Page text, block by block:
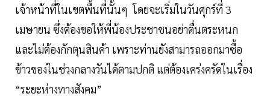
เจ้าหน้าที่ในเขตพื้นที่นั้นๆ โดยจะเริ่มในวันศุกร์ที่ 3
เมษายน ซึ่งต้องขอให้พี่น้องประชาชนอย่าตื่นตระหนก
และไม่ต้องกักตุนสินค้า เพราะท่านยังสามารถออกมาซื้อ
ข้าวของในช่วงกลางวันได้ตามปกติ แต่ต้องเคร่งครัดในเรื่อง
“ระยะห่างทางสังคม”